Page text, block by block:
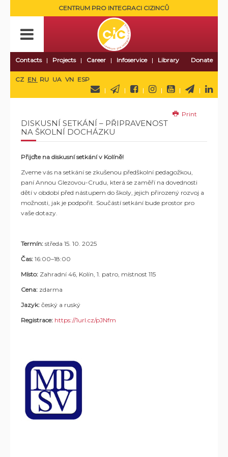
CENTRUM PRO INTEGRACI CIZINCŮ
Contacts Projects Career Infoservice Library Donate
CZ EN RU UA VN ESP
Print
DISKUSNÍ SETKÁNÍ – PŘIPRAVENOST
NA ŠKOLNÍ DOCHÁZKU
Přijďte na diskusní setkání v Kolíně!
Zveme vás na setkání se zkušenou předškolní pedagožkou,
paní Annou Glezovou-Crudu, která se zaměří na dovednosti
dětí v období před nástupem do školy, jejich přirozený rozvoj a
možnosti, jak je podpořit. Součástí setkání bude prostor pro
vaše dotazy.
Termín: středa 15. 10. 2025
Čas: 16:00–18:00
Místo: Zahradní 46, Kolín, 1. patro, místnost 115
Cena: zdarma
Jazyk: český a ruský
Registrace: https://1url.cz/pJNfm